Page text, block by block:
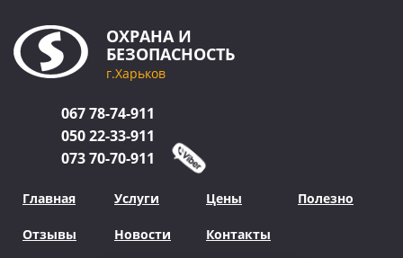
ОХРАНА И
БЕЗОПАСНОСТЬ
г.Харьков
06778-74-911
05022-33-911
07370-70-911
Главная Услуги Цены Полезно
Отзывы Новости Контакты